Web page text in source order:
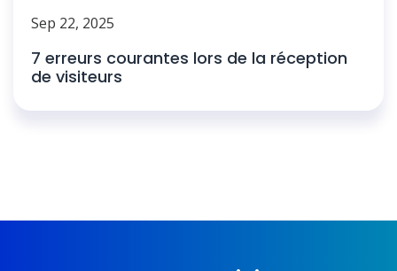
Sep 22, 2025
7 erreurs courantes lors de la réception
de visiteurs